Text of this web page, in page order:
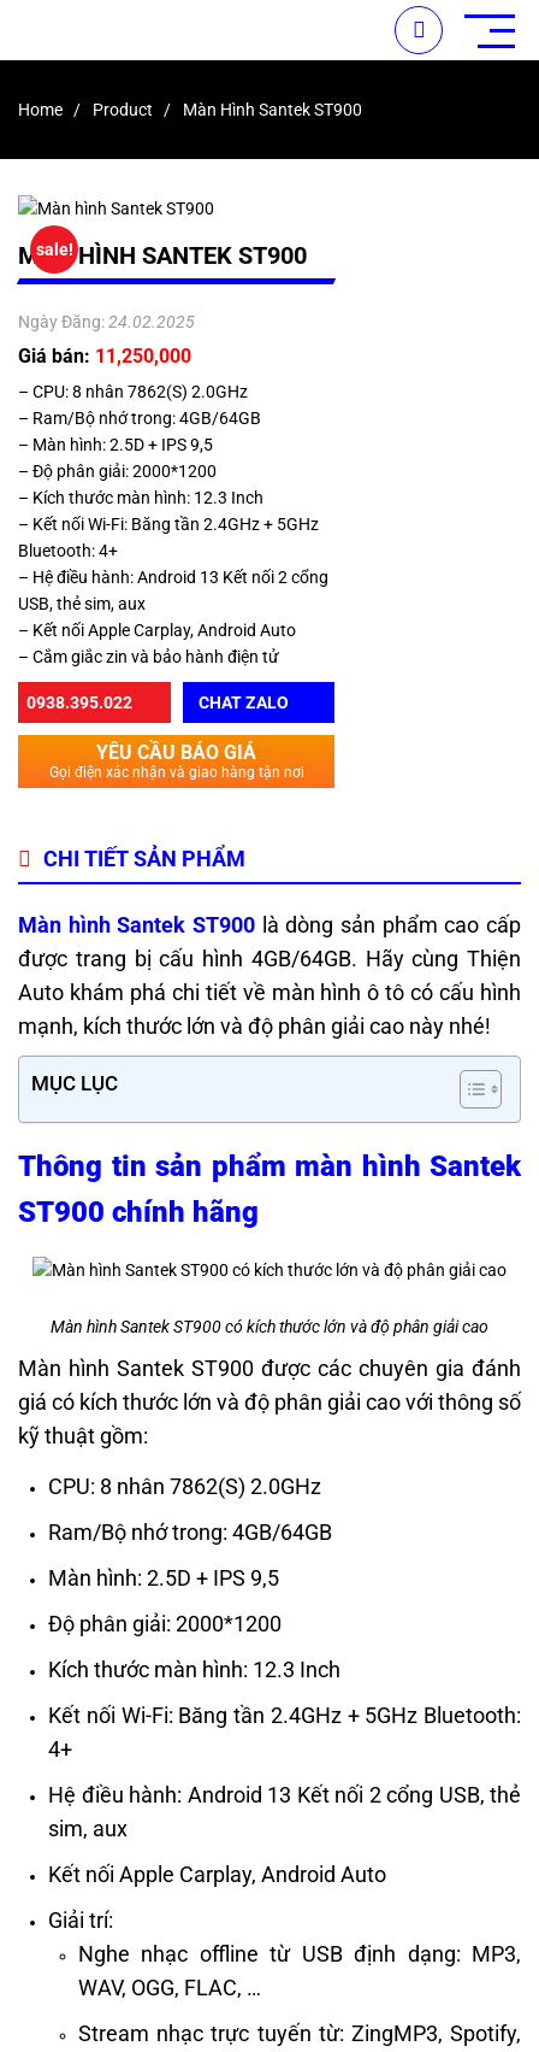
Home Product Màn Hình Santek ST900
sale!
MÀN HÌNH SANTEK ST900
Ngày Đăng: 24.02.2025
Giá bán: 11,250,000
– CPU: 8 nhân 7862(S) 2.0GHz
– Ram/Bộ nhớ trong: 4GB/64GB
– Màn hình: 2.5D + IPS 9,5
– Độ phân giải: 2000*1200
– Kích thước màn hình: 12.3 Inch
– Kết nối Wi-Fi: Băng tần 2.4GHz + 5GHz
Bluetooth: 4+
– Hệ điều hành: Android 13 Kết nối 2 cổng
USB, thẻ sim, aux
– Kết nối Apple Carplay, Android Auto
– Cắm giắc zin và bảo hành điện tử
0938.395.022 CHAT ZALO
YÊU CẦU BÁO GIÁ
Gọi điện xác nhận và giao hàng tận nơi
CHI TIẾT SẢN PHẨM
Màn hình Santek ST900 là dòng sản phẩm cao cấp
được trang bị cấu hình 4GB/64GB. Hãy cùng Thiện
Auto khám phá chi tiết về màn hình ô tô có cấu hình
mạnh, kích thước lớn và độ phân giải cao này nhé!
MỤC LỤC
Thông tin sản phẩm màn hình Santek
ST900 chính hãng
Màn hình Santek ST900 có kích thước lớn và độ phân giải cao
Màn hình Santek ST900 được các chuyên gia đánh
giá có kích thước lớn và độ phân giải cao với thông số
kỹ thuật gồm:
CPU: 8 nhân 7862(S) 2.0GHz
Ram/Bộ nhớ trong: 4GB/64GB
Màn hình: 2.5D + IPS 9,5
Độ phân giải: 2000*1200
Kích thước màn hình: 12.3 Inch
Kết nối Wi-Fi: Băng tần 2.4GHz + 5GHz Bluetooth:
4+
Hệ điều hành: Android 13 Kết nối 2 cổng USB, thẻ
sim, aux
Kết nối Apple Carplay, Android Auto
Giải trí:
Nghe nhạc offline từ USB định dạng: MP3,
WAV, OGG, FLAC, …
Stream nhạc trực tuyến từ: ZingMP3, Spotify,